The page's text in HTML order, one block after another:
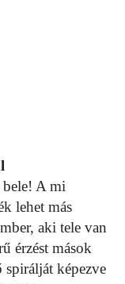
A mi
lehet más
aki tele van
érzést mások
spirálját képezve